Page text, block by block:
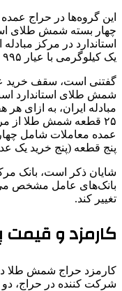
این گروه‌ها در حراج
چهار بسته شمش طلای
استاندارد در مرکز
یک کیلوگرمی با عیار ۹۹۵ در هزار است.
شمش طلای استاندارد
مبادله ایران، به ازای
عمده معاملات شامل
پنج قطعه (پنج خرید یک
شایان ذکر است، بانک
بانک‌های عامل مشخص
تغییر کند.
کارمزد و قیمت
کارمزد حراج شمش طلا
شرکت کننده در حراج، دو در هزار (۰,۲ درصد)